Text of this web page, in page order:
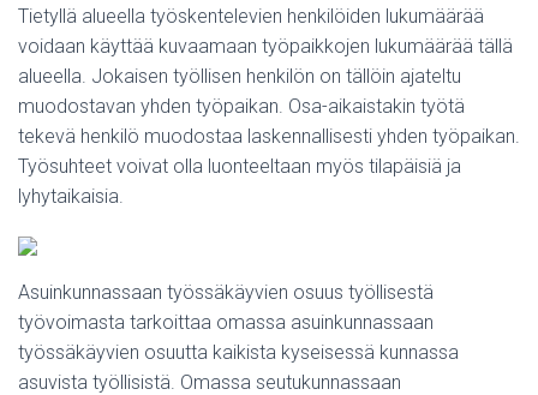
Tietyllä alueella työskentelevien henkilöiden lukumäärää
voidaan käyttää kuvaamaan työpaikkojen lukumäärää tällä
alueella. Jokaisen työllisen henkilön on tällöin ajateltu
muodostavan yhden työpaikan. Osa-aikaistakin työtä
tekevä henkilö muodostaa laskennallisesti yhden työpaikan.
Työsuhteet voivat olla luonteeltaan myös tilapäisiä ja
lyhytaikaisia.
Asuinkunnassaan työssäkäyvien osuus työllisestä
työvoimasta tarkoittaa omassa asuinkunnassaan
työssäkäyvien osuutta kaikista kyseisessä kunnassa
asuvista työllisistä. Omassa seutukunnassaan